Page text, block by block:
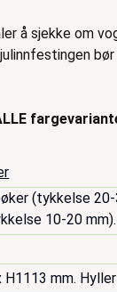
å sjekke om
(tykkelse
10-20 mm).
H1113 mm.